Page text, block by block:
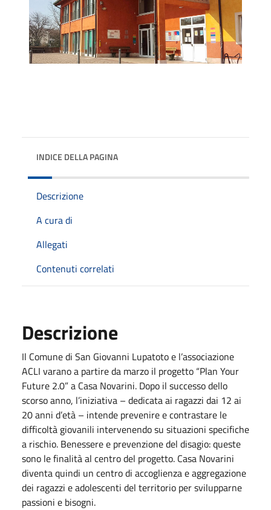
INDICE DELLA PAGINA
Descrizione
A cura di
Allegati
Contenuti correlati
Descrizione
Il Comune di San Giovanni Lupatoto e l’associazione
ACLI varano a partire da marzo il progetto “Plan Your
Future 2.0” a Casa Novarini. Dopo il successo dello
scorso anno, l’iniziativa – dedicata ai ragazzi dai 12 ai
20 anni d’età – intende prevenire e contrastare le
difficoltà giovanili intervenendo su situazioni specifiche
a rischio. Benessere e prevenzione del disagio: queste
sono le finalità al centro del progetto. Casa Novarini
diventa quindi un centro di accoglienza e aggregazione
dei ragazzi e adolescenti del territorio per svilupparne
passioni e bisogni.